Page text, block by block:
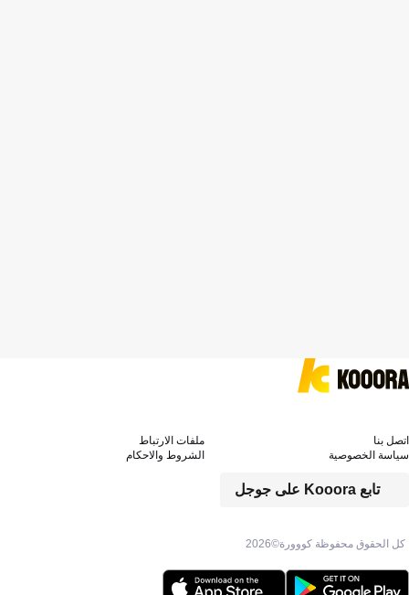
كل الحقوق محفوظة كووورة©2026
تابع Kooora على جوجل
اتصل بنا
ملفات الارتباط
سياسة الخصوصية
الشروط والاحكام